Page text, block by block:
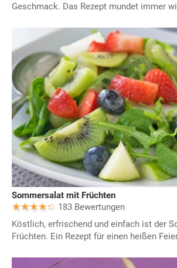
Geschmack. Das Rezept mundet immer
Sommersalat mit Früchten
183 Bewertungen
Köstlich, erfrischend und einfach ist der
Früchten. Ein Rezept für einen heißen